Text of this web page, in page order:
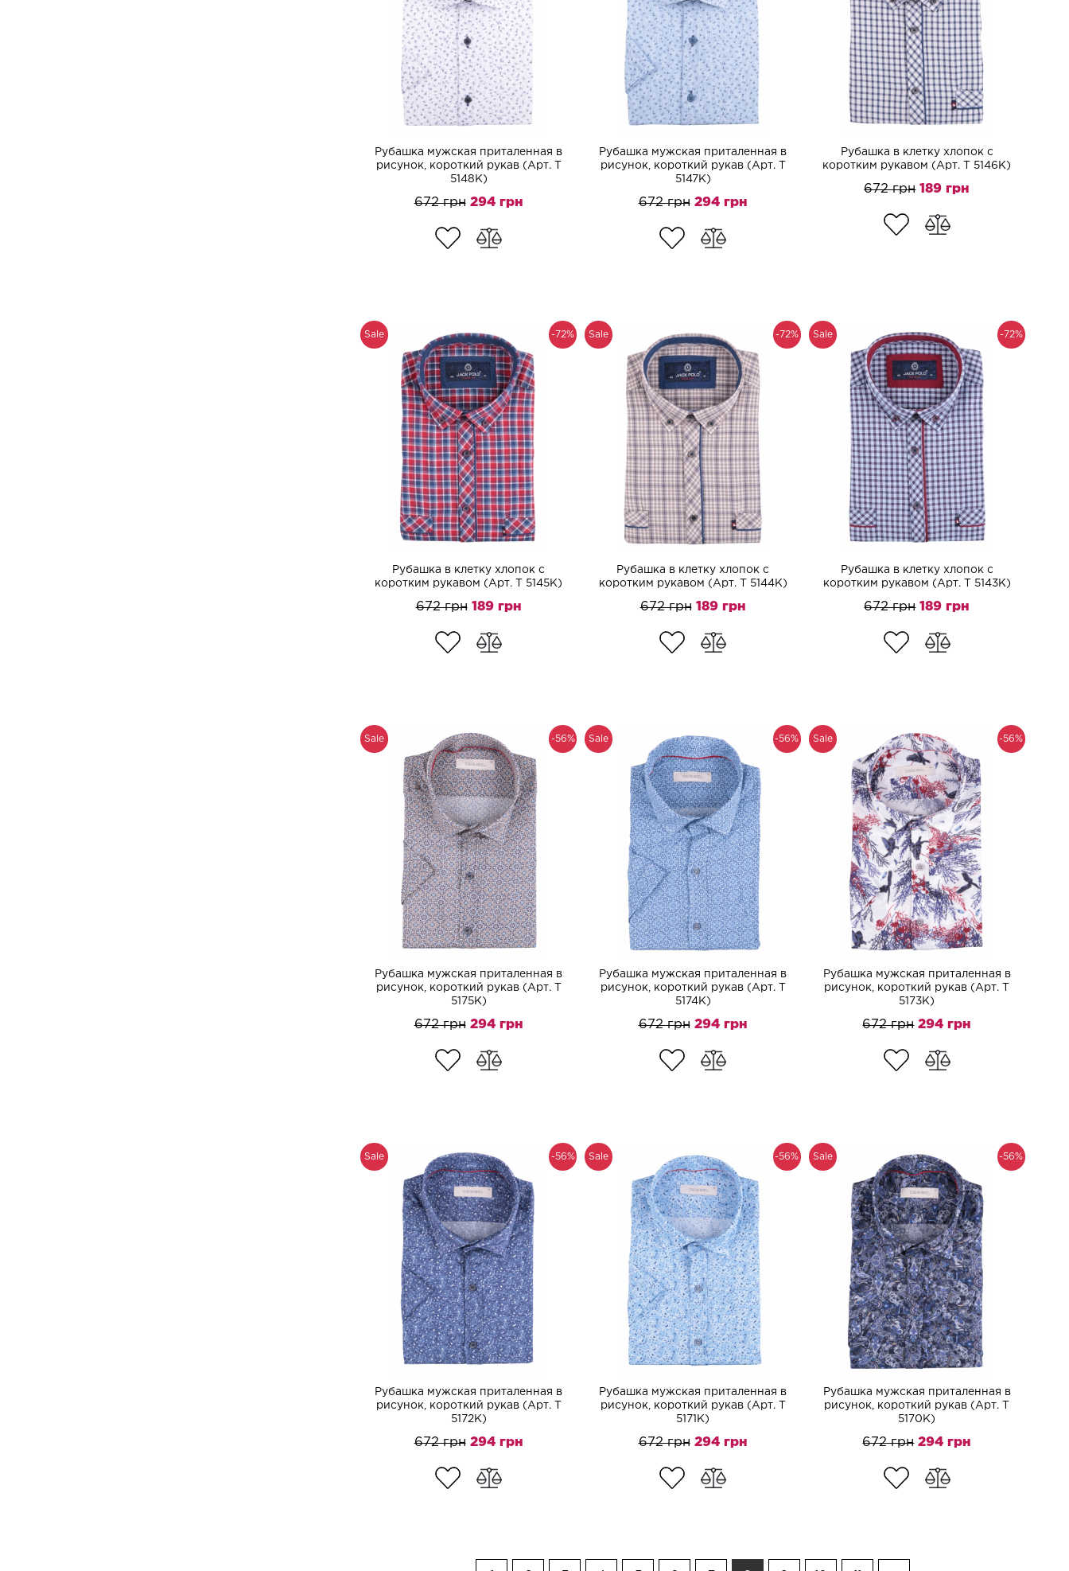
Рубашка мужская приталенная в
рисунок, короткий рукав (Арт. T
5148K)
672 грн 294 грн
Рубашка мужская приталенная в
рисунок, короткий рукав (Арт. T
5147K)
672 грн 294 грн
Рубашка в клетку хлопок с
коротким рукавом (Арт. T 5146K)
672 грн 189 грн
-72%
Sale
Рубашка в клетку хлопок с
коротким рукавом (Арт. T 5145K)
672 грн 189 грн
-72%
Sale
Рубашка в клетку хлопок с
коротким рукавом (Арт. T 5144K)
672 грн 189 грн
-72%
Sale
Рубашка в клетку хлопок с
коротким рукавом (Арт. T 5143K)
672 грн 189 грн
-56%
Sale
Рубашка мужская приталенная в
рисунок, короткий рукав (Арт. T
5175K)
672 грн 294 грн
-56%
Sale
Рубашка мужская приталенная в
рисунок, короткий рукав (Арт. T
5174K)
672 грн 294 грн
-56%
Sale
Рубашка мужская приталенная в
рисунок, короткий рукав (Арт. T
5173K)
672 грн 294 грн
-56%
Sale
Рубашка мужская приталенная в
рисунок, короткий рукав (Арт. T
5172K)
672 грн 294 грн
-56%
Sale
Рубашка мужская приталенная в
рисунок, короткий рукав (Арт. T
5171K)
672 грн 294 грн
-56%
Sale
Рубашка мужская приталенная в
рисунок, короткий рукав (Арт. T
5170K)
672 грн 294 грн